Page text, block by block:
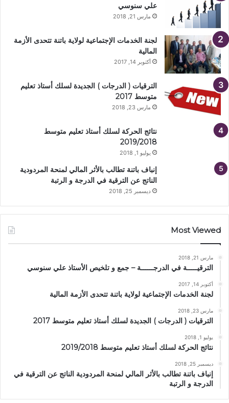
علي سنوسي
مارس 21, 2018
لجنة الخدمات الإجتماعية لولاية باتنة تتحدى الأزمة
المالية
أكتوبر 14, 2017
الترقيات ( الدرجات ) الجديدة لسلك أستاذ تعليم
متوسط 2017
مارس 23, 2018
نتائج الحركة لسلك أستاذ تعليم متوسط
2019/2018
يوليو 1, 2018
إنباف باتنة تطالب بالأثر المالي لمنحة المردودية
الناتج عن الترقية في الدرجة و الرتبة
ديسمبر 25, 2018
Most Viewed
مارس 21, 2018
الترقيـــــة في الدرجــــــة – جمع و تلخيص الأستاذ علي سنوسي
أكتوبر 14, 2017
لجنة الخدمات الإجتماعية لولاية باتنة تتحدى الأزمة المالية
مارس 23, 2018
الترقيات ( الدرجات ) الجديدة لسلك أستاذ تعليم متوسط 2017
يوليو 1, 2018
نتائج الحركة لسلك أستاذ تعليم متوسط 2019/2018
ديسمبر 25, 2018
إنباف باتنة تطالب بالأثر المالي لمنحة المردودية الناتج عن الترقية في
الدرجة و الرتبة